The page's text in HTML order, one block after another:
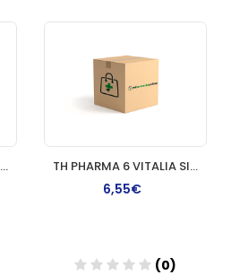
TH PHARMA 5 VITALIA SIN AMONIACO COLORACION TH PHARMA 6 VITALIA SIN AMONIACO COLORACION
6,55€
(0)